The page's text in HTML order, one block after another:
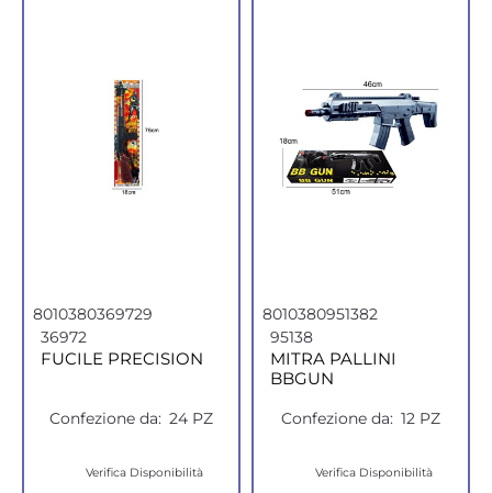
8010380369729
36972
FUCILE PRECISION
Confezione da: 24 PZ
Verifica Disponibilità
8010380951382
95138
MITRA PALLINI
BBGUN
Confezione da: 12 PZ
Verifica Disponibilità